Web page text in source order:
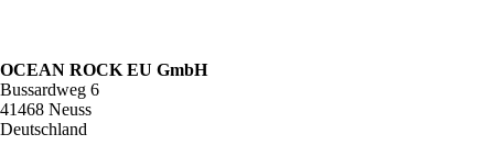
OCEAN ROCK EU GmbH
Bussardweg 6
41468 Neuss
Deutschland